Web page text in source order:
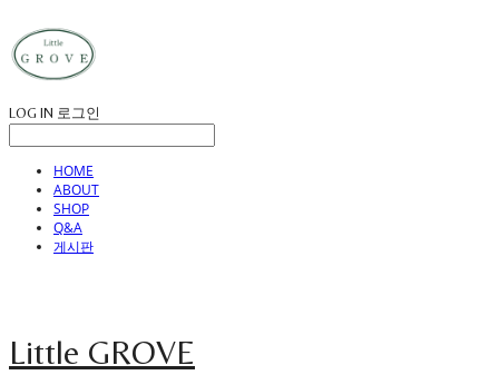
LOG IN 로그인
HOME
ABOUT
SHOP
Q&A
게시판
Little GROVE